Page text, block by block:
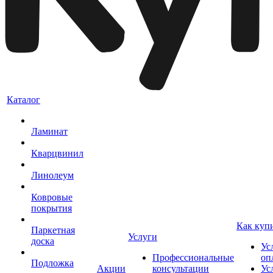
Каталог
Ламинат
Кварцвинил
Линолеум
Ковровые
покрытия
Паркетная
доска
Подложка
Акции
Услуги
Профессиональные
консультации
Как